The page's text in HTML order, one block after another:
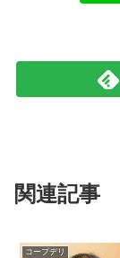
関連記事
コープデリ